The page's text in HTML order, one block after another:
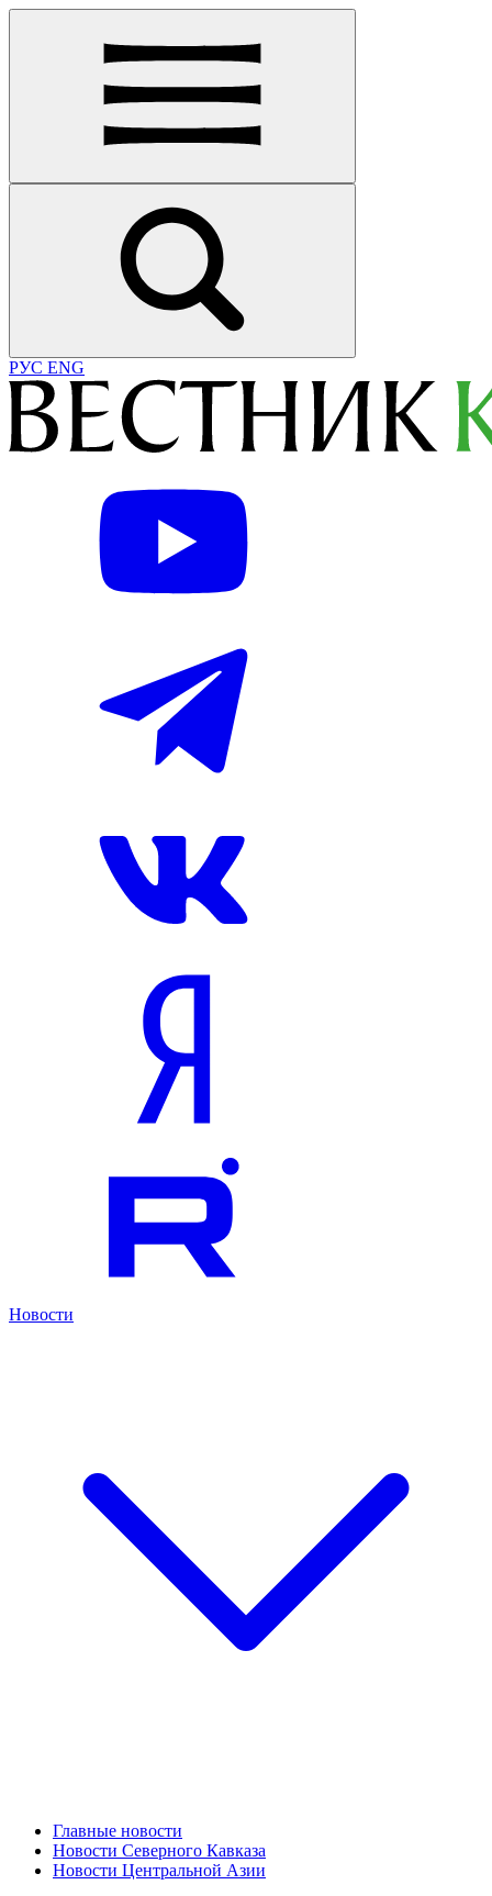
РУС ENG
Новости
Главные новости
Новости Северного Кавказа
Новости Центральной Азии